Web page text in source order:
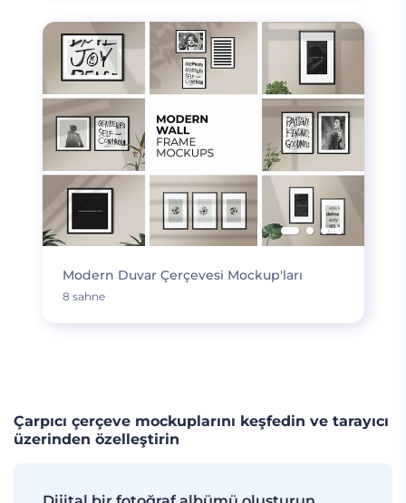
Modern Duvar Çerçevesi Mockup'ları
8 sahne
Çarpıcı çerçeve mockuplarını keşfedin ve tarayıcı
üzerinden özelleştirin